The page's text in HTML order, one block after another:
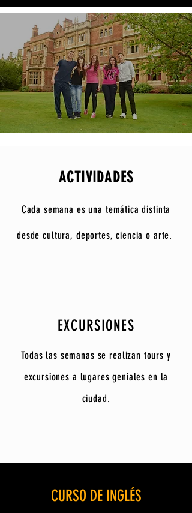
ACTIVIDADES
Cada semana es una temática distinta
desde cultura, deportes, ciencia o arte.
EXCURSIONES
Todas las semanas se realizan tours y
excursiones a lugares geniales en la
ciudad.
CURSO DE INGLÉS